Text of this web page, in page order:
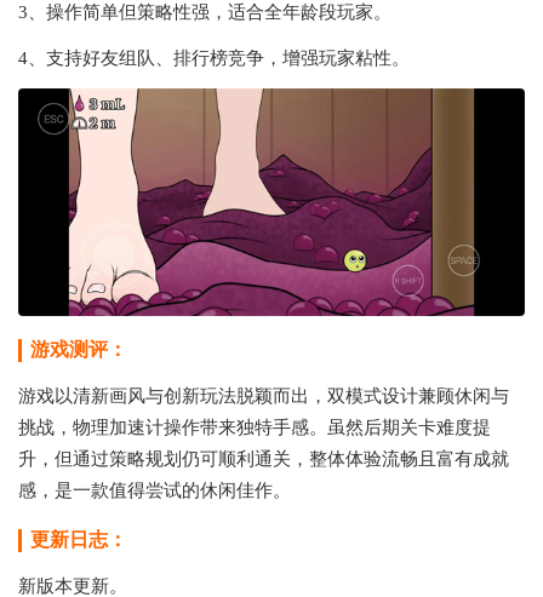
3、操作简单但策略性强，适合全年龄段玩家。
4、支持好友组队、排行榜竞争，增强玩家粘性。
游戏测评：
游戏以清新画风与创新玩法脱颖而出，双模式设计兼顾休闲与
挑战，物理加速计操作带来独特手感。虽然后期关卡难度提
升，但通过策略规划仍可顺利通关，整体体验流畅且富有成就
感，是一款值得尝试的休闲佳作。
更新日志：
新版本更新。